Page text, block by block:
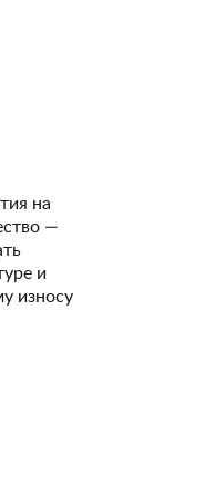
на
—
и
износу